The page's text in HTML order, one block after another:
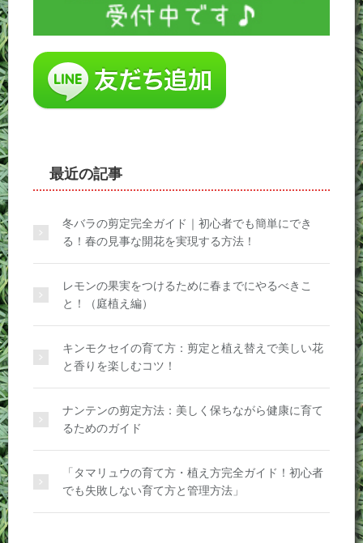
最近の記事
冬バラの剪定完全ガイド｜初心者でも簡単にでき
る！春の見事な開花を実現する方法！
レモンの果実をつけるために春までにやるべきこ
と！（庭植え編）
キンモクセイの育て方：剪定と植え替えで美しい花
と香りを楽しむコツ！
ナンテンの剪定方法：美しく保ちながら健康に育て
るためのガイド
「タマリュウの育て方・植え方完全ガイド！初心者
でも失敗しない育て方と管理方法」